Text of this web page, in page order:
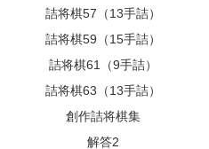
詰将棋57（13手詰）
詰将棋59（15手詰）
詰将棋61（9手詰）
詰将棋63（13手詰）
創作詰将棋集
解答2